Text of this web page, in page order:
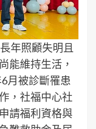
年照顧失明且
能維持生活，
月被診斷罹患
，社福中心社
請福利資格與